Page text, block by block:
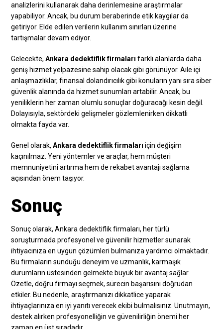
analizlerini kullanarak daha derinlemesine araştırmalar
yapabiliyor. Ancak, bu durum beraberinde etik kaygılar da
getiriyor. Elde edilen verilerin kullanım sınırları üzerine
tartışmalar devam ediyor.
Gelecekte,Ankara dedektiflik firmaları farklı alanlarda daha
geniş hizmet yelpazesine sahip olacak gibi görünüyor. Aile içi
anlaşmazlıklar, finansal dolandırıcılık gibi konuların yanı sıra siber
güvenlik alanında da hizmet sunumları artabilir. Ancak, bu
yeniliklerin her zaman olumlu sonuçlar doğuracağı kesin değil.
Dolayısıyla, sektördeki gelişmeler gözlemlenirken dikkatli
olmakta fayda var.
Genel olarak,Ankara dedektiflik firmaları için değişim
kaçınılmaz. Yeni yöntemler ve araçlar, hem müşteri
memnuniyetini artırma hem de rekabet avantajı sağlama
açısından önem taşıyor.
Sonuç
Sonuç olarak, Ankara dedektiflik firmaları, her türlü
soruşturmada profesyonel ve güvenilir hizmetler sunarak
ihtiyacınıza en uygun çözümleri bulmanıza yardımcı olmaktadır.
Bu firmaların sunduğu deneyim ve uzmanlık, karmaşık
durumların üstesinden gelmekte büyük bir avantaj sağlar.
Özetle, doğru firmayı seçmek, sürecin başarısını doğrudan
etkiler. Bu nedenle, araştırmanızı dikkatlice yaparak
ihtiyaçlarınıza en iyi yanıtı verecek ekibi bulmalısınız. Unutmayın,
destek alırken profesyonelliğin ve güvenilirliğin önemi her